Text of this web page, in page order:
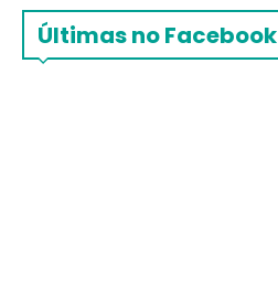
Últimas no Facebook